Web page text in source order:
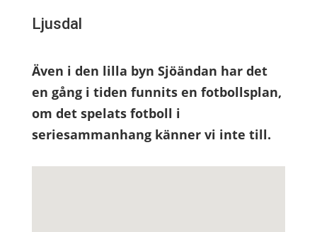
Ljusdal
Även i den lilla byn Sjöändan har det
en gång i tiden funnits en fotbollsplan,
om det spelats fotboll i
seriesammanhang känner vi inte till.